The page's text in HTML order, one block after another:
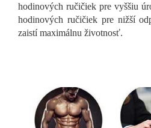
hodinových ručičiek pre vyššiu
hodinových ručičiek pre nižší
zaistí maximálnu životnosť.